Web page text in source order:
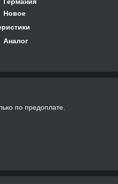
Новое
Аналог
по предоплате.